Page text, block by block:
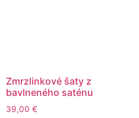
Zmrzlinkové šaty z
bavlneného saténu
39,00 €